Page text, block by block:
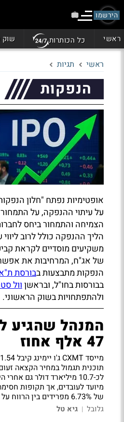
הירשמו
ראשי כל הכותרות שוק
ראשי תגיות
הנפקות
אופטימיות נפתח "חלון
על עיתוי ההנפקה, על
הצמיחה והתמחור ביחס
הליך ההנפקה כולל לרוב
משקיעים מוסדיים לקראת
של אג"ח, המרחיבות את
הנפקות מתבצעות בבורסת
בבורסות בחו"ל, ובראשןוול
ולהתפתחויות בשוק הראשוני.
המנהל שהגיע
47 אלף אחוז
תוכנית תגמול במחיר הקצאה
לכ-10.7 מיליארד דולר גם
מיועד לעובדים, אך תקופות
של 6.73% מפרידים בין הרווח על הנייר למזומן
גלובל | גיא טל